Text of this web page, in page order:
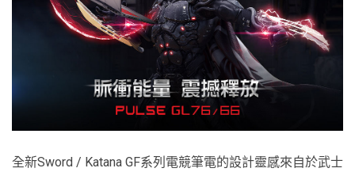
全新Sword / Katana GF系列電競筆電的設計靈感來自於武士